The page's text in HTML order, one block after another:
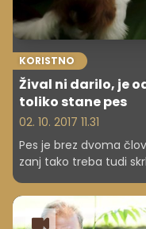
KORISTNO
Žival ni darilo, je
toliko stane pes
02. 10. 2017 11.31
Pes je brez dvoma
zanj tako treba tudi
dovolj časa, prostora
ustrezno oskrbo.